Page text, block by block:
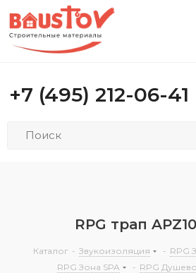
+7 (495) 212-06-41
RPG трап
Каталог - Звукоизоляция - RPG
RPG Зона SPA
- RPG